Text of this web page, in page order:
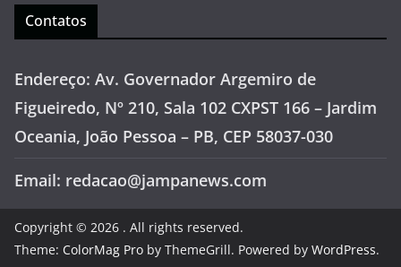
Contatos
Endereço: Av. Governador Argemiro de
Figueiredo, Nº 210, Sala 102 CXPST 166 – Jardim
Oceania, João Pessoa – PB, CEP 58037-030
Email: redacao@jampanews.com
Copyright © 2026 . All rights reserved.
Theme: ColorMag Pro by ThemeGrill. Powered by WordPress.